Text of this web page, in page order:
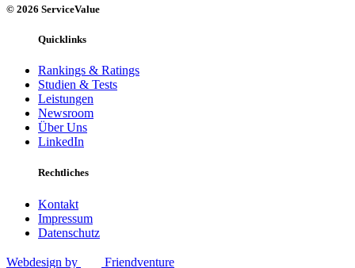
© 2026 ServiceValue
Quicklinks
Rankings & Ratings
Studien & Tests
Leistungen
Newsroom
Über Uns
LinkedIn
Rechtliches
Kontakt
Impressum
Datenschutz
Webdesign by Friendventure